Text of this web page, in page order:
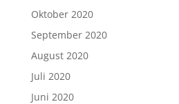
Oktober 2020
September 2020
August 2020
Juli 2020
Juni 2020